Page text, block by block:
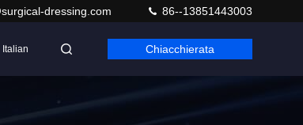
dressing.com 86--13851443003
Italian Chiacchierata